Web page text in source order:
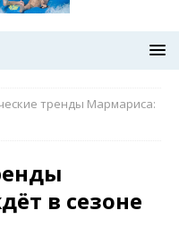
тренды Мармариса:
в сезоне